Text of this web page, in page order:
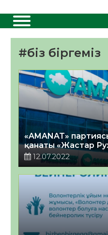
#біз біргеміз
«AMANAT»
қанаты «Жастар
12.07.2022